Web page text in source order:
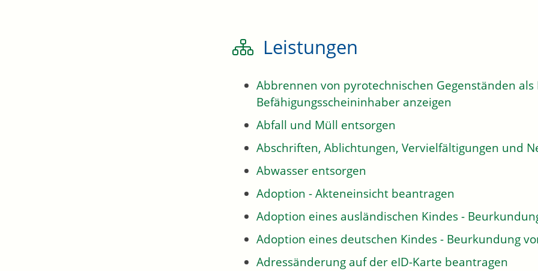
Leistungen
Abbrennen von pyrotechnischen Gegenständen
Befähigungsscheininhaber anzeigen
Abfall und Müll entsorgen
Abschriften, Ablichtungen, Vervielfältigungen und
Abwasser entsorgen
Adoption - Akteneinsicht beantragen
Adoption eines ausländischen Kindes -
Adoption eines deutschen Kindes - Beurkundung
Adressänderung auf der eID-Karte beantragen